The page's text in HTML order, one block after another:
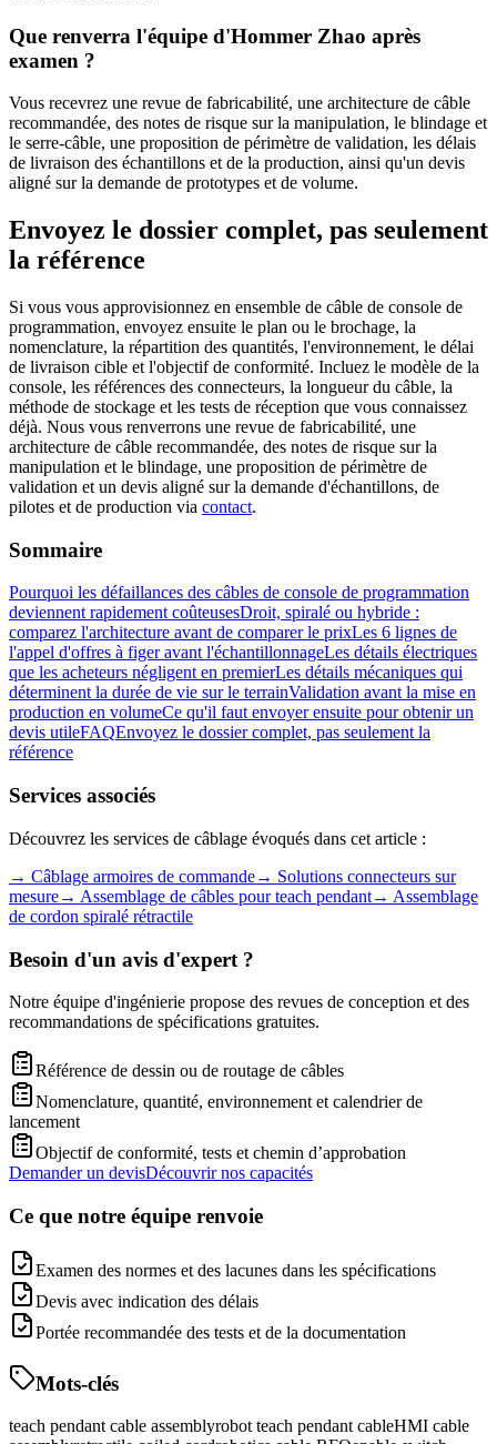
Que renverra l'équipe d'Hommer Zhao après
examen ?
Vous recevrez une revue de fabricabilité, une architecture de câble
recommandée, des notes de risque sur la manipulation, le blindage et
le serre-câble, une proposition de périmètre de validation, les délais
de livraison des échantillons et de la production, ainsi qu'un devis
aligné sur la demande de prototypes et de volume.
Envoyez le dossier complet, pas seulement
la référence
Si vous vous approvisionnez en ensemble de câble de console de
programmation, envoyez ensuite le plan ou le brochage, la
nomenclature, la répartition des quantités, l'environnement, le délai
de livraison cible et l'objectif de conformité. Incluez le modèle de la
console, les références des connecteurs, la longueur du câble, la
méthode de stockage et les tests de réception que vous connaissez
déjà. Nous vous renverrons une revue de fabricabilité, une
architecture de câble recommandée, des notes de risque sur la
manipulation et le blindage, une proposition de périmètre de
validation et un devis aligné sur la demande d'échantillons, de
pilotes et de production via contact.
Sommaire
Pourquoi les défaillances des câbles de console de programmation
deviennent rapidement coûteusesDroit, spiralé ou hybride :
comparez l'architecture avant de comparer le prixLes 6 lignes de
l'appel d'offres à figer avant l'échantillonnageLes détails électriques
que les acheteurs négligent en premierLes détails mécaniques qui
déterminent la durée de vie sur le terrainValidation avant la mise en
production en volumeCe qu'il faut envoyer ensuite pour obtenir un
devis utileFAQEnvoyez le dossier complet, pas seulement la
référence
Services associés
Découvrez les services de câblage évoqués dans cet article :
→ Câblage armoires de commande→ Solutions connecteurs sur
mesure→ Assemblage de câbles pour teach pendant→ Assemblage
de cordon spiralé rétractile
Besoin d'un avis d'expert ?
Notre équipe d'ingénierie propose des revues de conception et des
recommandations de spécifications gratuites.
Référence de dessin ou de routage de câbles
Nomenclature, quantité, environnement et calendrier de
lancement
Objectif de conformité, tests et chemin d’approbation
Demander un devisDécouvrir nos capacités
Ce que notre équipe renvoie
Examen des normes et des lacunes dans les spécifications
Devis avec indication des délais
Portée recommandée des tests et de la documentation
Mots-clés
teach pendant cable assemblyrobot teach pendant cableHMI cable